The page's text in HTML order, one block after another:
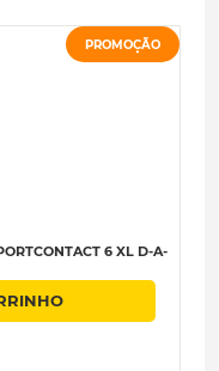
PROMOÇÃO
6 XL D-A-